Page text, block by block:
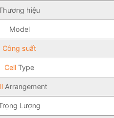
hiệu
Model
Công suất
Cell Type
Arrangement
Lượng